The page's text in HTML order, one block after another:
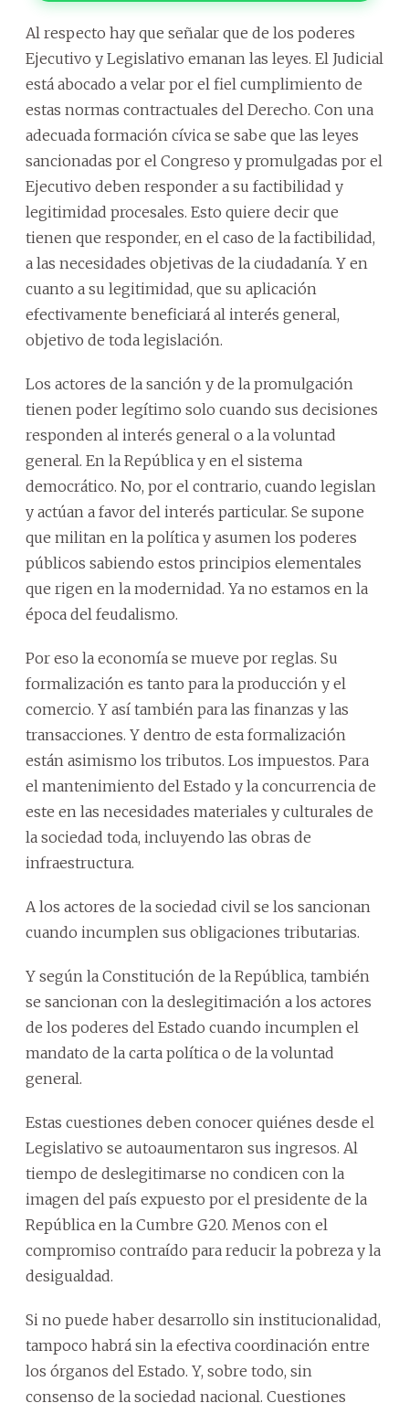
Al respecto hay que señalar que de los poderes
Ejecutivo y Legislativo emanan las leyes. El Judicial
está abocado a velar por el fiel cumplimiento de
estas normas contractuales del Derecho. Con una
adecuada formación cívica se sabe que las leyes
sancionadas por el Congreso y promulgadas por el
Ejecutivo deben responder a su factibilidad y
legitimidad procesales. Esto quiere decir que
tienen que responder, en el caso de la factibilidad,
a las necesidades objetivas de la ciudadanía. Y en
cuanto a su legitimidad, que su aplicación
efectivamente beneficiará al interés general,
objetivo de toda legislación.
Los actores de la sanción y de la promulgación
tienen poder legítimo solo cuando sus decisiones
responden al interés general o a la voluntad
general. En la República y en el sistema
democrático. No, por el contrario, cuando legislan
y actúan a favor del interés particular. Se supone
que militan en la política y asumen los poderes
públicos sabiendo estos principios elementales
que rigen en la modernidad. Ya no estamos en la
época del feudalismo.
Por eso la economía se mueve por reglas. Su
formalización es tanto para la producción y el
comercio. Y así también para las finanzas y las
transacciones. Y dentro de esta formalización
están asimismo los tributos. Los impuestos. Para
el mantenimiento del Estado y la concurrencia de
este en las necesidades materiales y culturales de
la sociedad toda, incluyendo las obras de
infraestructura.
A los actores de la sociedad civil se los sancionan
cuando incumplen sus obligaciones tributarias.
Y según la Constitución de la República, también
se sancionan con la deslegitimación a los actores
de los poderes del Estado cuando incumplen el
mandato de la carta política o de la voluntad
general.
Estas cuestiones deben conocer quiénes desde el
Legislativo se autoaumentaron sus ingresos. Al
tiempo de deslegitimarse no condicen con la
imagen del país expuesto por el presidente de la
República en la Cumbre G20. Menos con el
compromiso contraído para reducir la pobreza y la
desigualdad.
Si no puede haber desarrollo sin institucionalidad,
tampoco habrá sin la efectiva coordinación entre
los órganos del Estado. Y, sobre todo, sin
consenso de la sociedad nacional. Cuestiones